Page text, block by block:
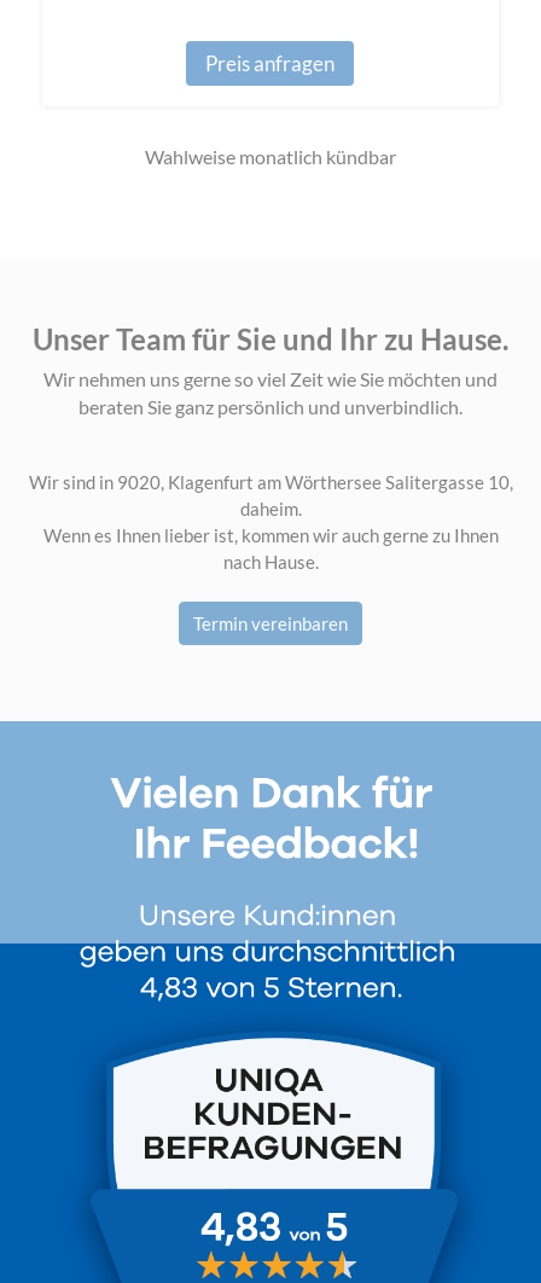
Preis anfragen
Wahlweise monatlich kündbar
Unser Team für Sie und Ihr zu Hause.
Wir nehmen uns gerne so viel Zeit wie Sie möchten und
beraten Sie ganz persönlich und unverbindlich.
Wir sind in 9020, Klagenfurt am Wörthersee Salitergasse 10,
daheim.
Wenn es Ihnen lieber ist, kommen wir auch gerne zu Ihnen
nach Hause.
Termin vereinbaren